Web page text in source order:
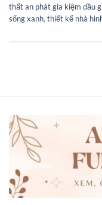
thất an phát gia kiệm dầu
sống xanh, thiết kế nhà